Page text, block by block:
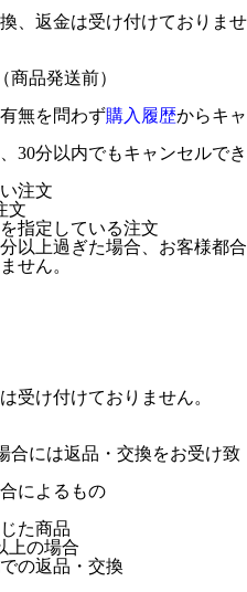
、返金は受け付けておりませ
品発送前）
無を問わず購入履歴からキャ
30分以内でもキャンセルでき
注文
文
指定している注文
以上過ぎた場合、お客様都合
せん。
受け付けておりません。
合には返品・交換をお受け致
によるもの
た商品
上の場合
の返品・交換